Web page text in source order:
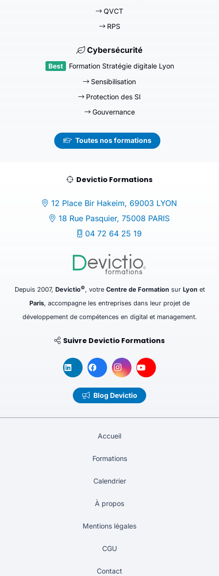
QVCT
RPS
Cybersécurité
Formation Stratégie digitale Lyon
Sensibilisation
Protection des SI
Gouvernance
Toutes nos formations
Devictio Formations
12 Place Bir Hakeim, 69003 LYON
18 Rue Pasquier, 75008 PARIS
04 72 64 25 19
Depuis 2007, Devictio©, votre Centre de Formationsur Lyonet
Paris, accompagne les entreprises dans leur projet de
développement de compétences en digital et management.
Suivre Devictio Formations
Blog Devictio
Accueil
Formations
Calendrier
À propos
Mentions légales
CGU
Contact